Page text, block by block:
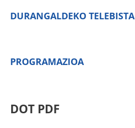
DURANGALDEKO TELEBISTA
PROGRAMAZIOA
DOT PDF